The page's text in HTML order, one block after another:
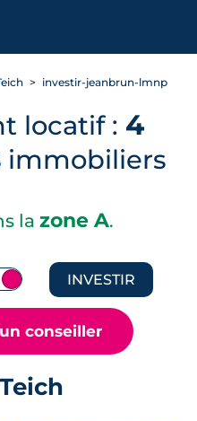
investir-jeanbrun-lmnp
locatif : 4
immobiliers
la zone A.
INVESTIR
conseiller